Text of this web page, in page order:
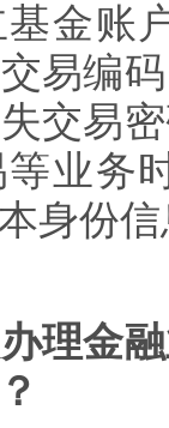
金账
易编
交易
业务
身份
理金